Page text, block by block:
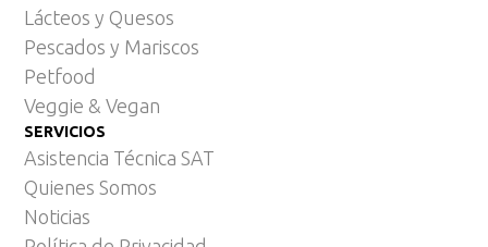
Lácteos y Quesos
Pescados y Mariscos
Petfood
Veggie & Vegan
SERVICIOS
Asistencia Técnica SAT
Quienes Somos
Noticias